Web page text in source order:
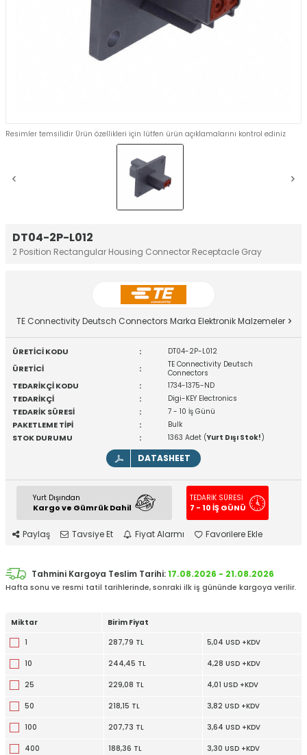
DT04-2P-L012
2 Position Rectangular Housing Connector Receptacle Gray
Resimler temsilidir Ürün özellikleri için lütfen ürün açıklamalarını kontrol ediniz
TE Connectivity Deutsch Connectors Marka Elektronik Malzemeler
ÜRETİCİ KODU : DT04-2P-L012
ÜRETİCİ :
TE Connectivity Deutsch
Connectors
TEDARİKÇİ KODU : 1734-1375-ND
TEDARİKÇİ : Digi-KEY Electronics
TEDARİK SÜRESİ : 7 - 10 İş Günü
PAKETLEME TİPİ : Bulk
STOK DURUMU : 1363 Adet (Yurt Dışı Stok!)
DATASHEET
Yurt Dışından
Kargo ve Gümrük Dahil
TEDARİK SÜRESİ
7 - 10 İŞ GÜNÜ
Paylaş Tavsiye Et Fiyat Alarmı Favorilere Ekle
Tahmini Kargoya Teslim Tarihi:17.08.2026 - 21.08.2026
Hafta sonu ve resmi tatil tarihlerinde, sonraki ilk iş gününde kargoya verilir.
Miktar
Birim Fiyat
1
287,79 TL 5,04 USD +KDV
10 244,45 TL 4,28 USD +KDV
25 229,08 TL 4,01 USD +KDV
50 218,15 TL 3,82 USD +KDV
100 207,73 TL 3,64 USD +KDV
400 188,36 TL 3,30 USD +KDV